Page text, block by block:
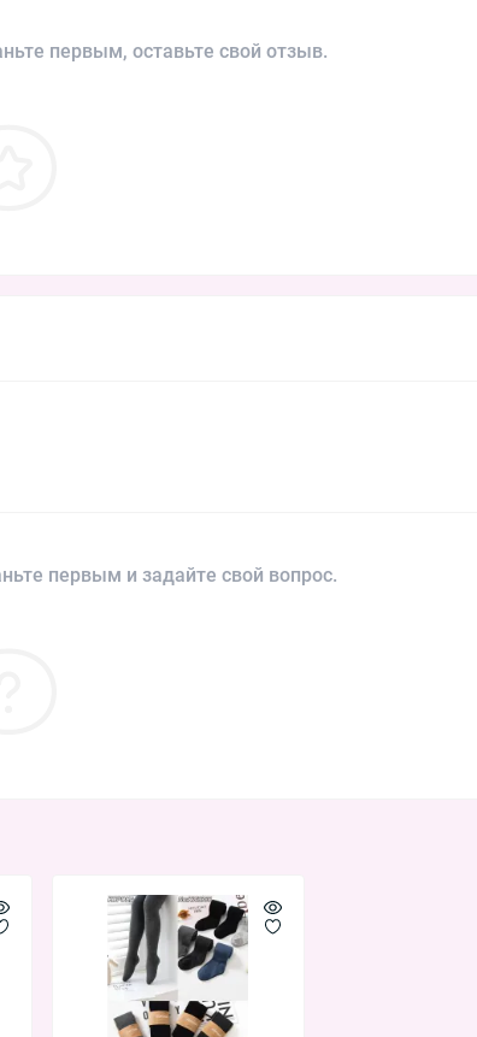
первым, оставьте свой отзыв.
первым и задайте свой вопрос.